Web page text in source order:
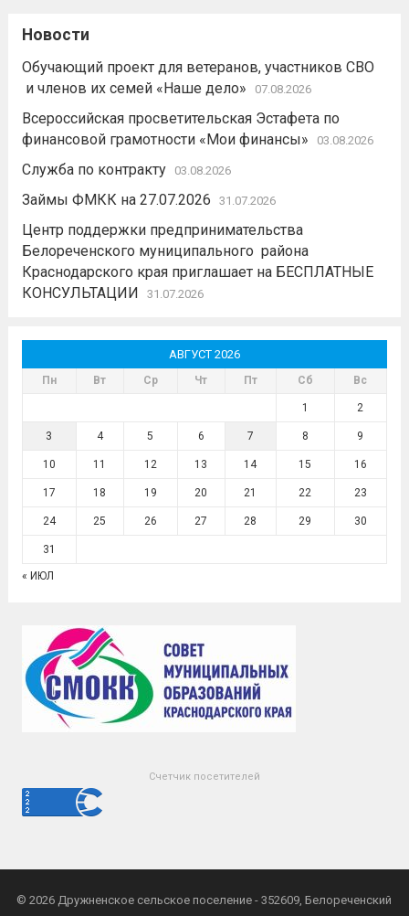
Новости
Обучающий проект для ветеранов, участников СВО
и членов их семей «Наше дело»
07.08.2026
Всероссийская просветительская Эстафета по
финансовой грамотности «Мои финансы»
03.08.2026
Служба по контракту 03.08.2026
Займы ФМКК на 27.07.2026 31.07.2026
Центр поддержки предпринимательства
Белореченского муниципального района
Краснодарского края приглашает на БЕСПЛАТНЫЕ
КОНСУЛЬТАЦИИ
31.07.2026
АВГУСТ 2026
Пн Вт Ср Чт Пт Сб Вс
1 2
3 4 5 6 7 8 9
10 11 12 13 14 15 16
17 18 19 20 21 22 23
24 25 26 27 28 29 30
31
« ИЮЛ
Счетчик посетителей
© 2026 Дружненское сельское поселение - 352609, Белореченский